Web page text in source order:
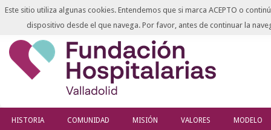
HISTORIA COMUNIDAD MISIÓN VALORES MODELO
Este sitio utiliza algunas cookies. Entendemos que si marca ACEPTO o
dispositivo desde el que navega. Por favor, antes de continuar la